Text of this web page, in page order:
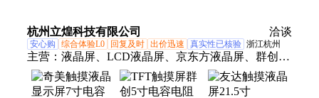
杭州立煌科技有限公司
洽谈
安心购 综合体验L0 回复及时 出价迅速 真实性已核验 浙江杭州
主营： 液晶屏、LCD液晶屏、京东方液晶屏、群创液
晶屏、友达液晶屏、京瓷液晶屏、天马液晶屏、龙腾
液晶屏、工业液晶屏、液晶显示屏、高亮液晶屏、电